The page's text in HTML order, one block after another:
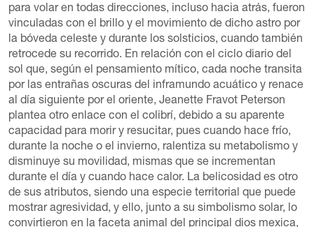
para volar en todas direcciones, incluso hacia atrás, fueron
vinculadas con el brillo y el movimiento de dicho astro por
la bóveda celeste y durante los solsticios, cuando también
retrocede su recorrido. En relación con el ciclo diario del
sol que, según el pensamiento mítico, cada noche transita
por las entrañas oscuras del inframundo acuático y renace
al día siguiente por el oriente, Jeanette Fravot Peterson
plantea otro enlace con el colibrí, debido a su aparente
capacidad para morir y resucitar, pues cuando hace frío,
durante la noche o el invierno, ralentiza su metabolismo y
disminuye su movilidad, mismas que se incrementan
durante el día y cuando hace calor. La belicosidad es otro
de sus atributos, siendo una especie territorial que puede
mostrar agresividad, y ello, junto a su simbolismo solar, lo
convirtieron en la faceta animal del principal dios mexica,